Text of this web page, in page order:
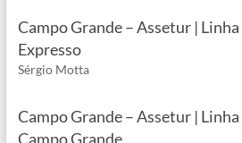
Campo Grande – Assetur |
Expresso
Sérgio Motta
Campo Grande – Assetur |
Campo Grande